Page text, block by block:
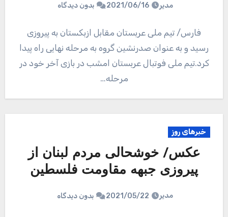
مدیر 2021/06/16 بدون دیدگاه
فارس/ تیم ملی عربستان مقابل ازبکستان به پیروزی
رسید و به عنوان صدرنشین گروه به مرحله نهایی راه پیدا
کرد.تیم ملی فوتبال عربستان امشب در بازی آخر خود در
مرحله…
خبرهای روز
عکس/ خوشحالی مردم لبنان از
پیروزی جبهه مقاومت فلسطین
مدیر 2021/05/22 بدون دیدگاه